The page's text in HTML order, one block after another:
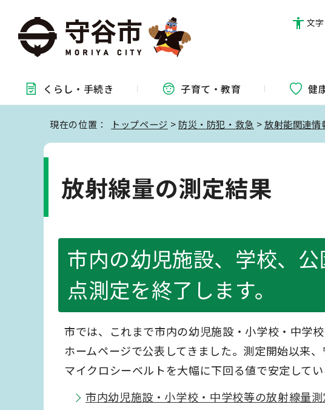
文
くらし・ 手続き 子育て・教育 健
現在の位置： トップページ > 防災・防犯・救急 >放射能関連情
放射線量の測定結果
市内の幼児施設、学校、
点測定を終了します。
市では、これまで市内の幼児施設・小学校・中学
ホームページで公表してきました。測定開始以来
マイクロシーベルトを大幅に下回る値で安定して
市内幼児施設・小学校・中学校等の放射線量